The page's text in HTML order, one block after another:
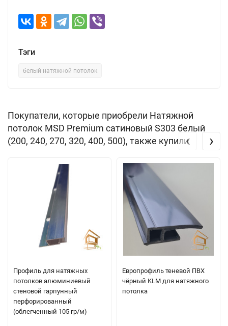
Тэги
белый натяжной потолок
Покупатели, которые приобрели Натяжной
потолок MSD Premium сатиновый S303 белый
(200, 240, 270, 320, 400, 500), также купили
Профиль для натяжных
потолков алюминиевый
стеновой гарпунный
перфорированный
(облегченный 105 гр/м)
Европрофиль теневой ПВХ
чёрный KLM для натяжного
потолка
‹ ›